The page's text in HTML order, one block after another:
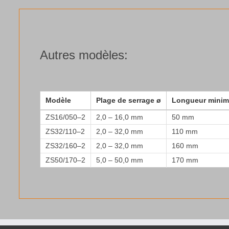
Autres modèles:
Modèle Plage de serrage ø Longueur
ZS16/050–2 2,0 – 16,0 mm 50 mm
ZS32/110–2
2,0 – 32,0 mm 110 mm
ZS32/160–2
2,0 – 32,0 mm 160 mm
ZS50/170–2
5,0 – 50,0 mm 170 mm